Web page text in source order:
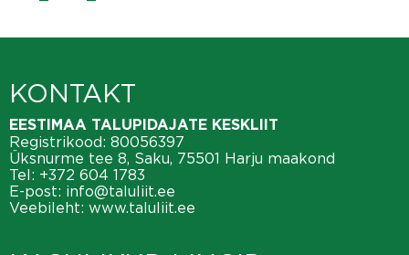
KONTAKT
EESTIMAA TALUPIDAJATE KESKLIIT
Registrikood: 80056397
Üksnurme tee 8, Saku, 75501 Harju maakond
Tel: +372 604 1783
E-post: info@taluliit.ee
Veebileht: www.taluliit.ee